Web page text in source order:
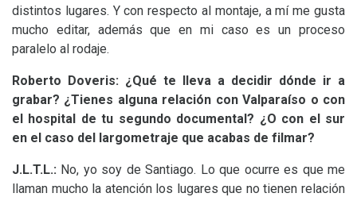
distintos lugares. Y con respecto al montaje, a mí me gusta
mucho editar, además que en mi caso es un proceso
paralelo al rodaje.
Roberto Doveris: ¿Qué te lleva a decidir dónde ir a
grabar? ¿Tienes alguna relación con Valparaíso o con
el hospital de tu segundo documental? ¿O con el sur
en el caso del largometraje que acabas de filmar?
J.L.T.L.: No, yo soy de Santiago. Lo que ocurre es que me
llaman mucho la atención los lugares que no tienen relación